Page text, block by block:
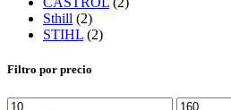
Sthill (2)
STIHL (2)
Filtro por precio